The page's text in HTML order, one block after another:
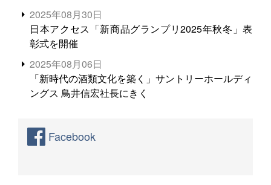
2025年08月30日
日本アクセス「新商品グランプリ2025年秋冬」表
彰式を開催
2025年08月06日
「新時代の酒類文化を築く」サントリーホールディ
ングス 鳥井信宏社長にきく
Facebook